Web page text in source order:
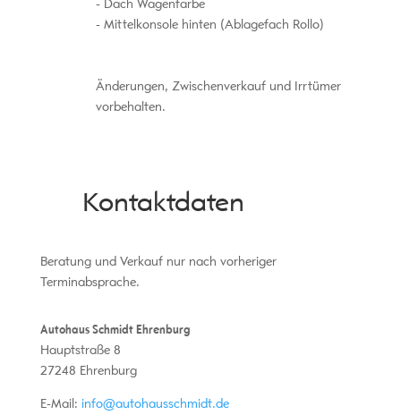
Dach Wagenfarbe
Mittelkonsole hinten (Ablagefach Rollo)
Änderungen, Zwischenverkauf und Irrtümer
vorbehalten.
Kontaktdaten
Beratung und Verkauf nur nach vorheriger
Terminabsprache.
Autohaus Schmidt Ehrenburg
Hauptstraße 8
27248 Ehrenburg
E-Mail: info@autohausschmidt.de